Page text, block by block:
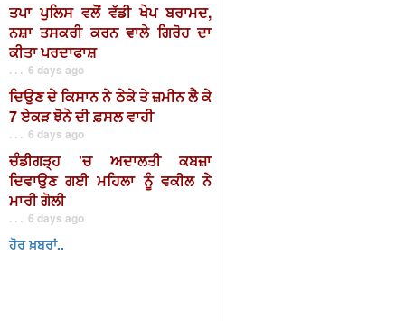
ਤਪਾ ਪੁਲਿਸ ਵਲੋਂ ਵੱਡੀ ਖੇਪ ਬਰਾਮਦ,
ਨਸ਼ਾ ਤਸਕਰੀ ਕਰਨ ਵਾਲੇ ਗਿਰੋਹ ਦਾ
ਕੀਤਾ ਪਰਦਾਫਾਸ਼
. . . 6 days ago
ਦਿਉਣ ਦੇ ਕਿਸਾਨ ਨੇ ਠੇਕੇ ਤੇ ਜ਼ਮੀਨ ਲੈ ਕੇ
7 ਏਕੜ ਝੋਨੇ ਦੀ ਫ਼ਸਲ ਵਾਹੀ
. . . 6 days ago
ਚੰਡੀਗੜ੍ਹ 'ਚ ਅਦਾਲਤੀ ਕਬਜ਼ਾ
ਦਿਵਾਉਣ ਗਈ ਮਹਿਲਾ ਨੂੰ ਵਕੀਲ ਨੇ
ਮਾਰੀ ਗੋਲੀ
. . . 6 days ago
ਹੋਰ ਖ਼ਬਰਾਂ..